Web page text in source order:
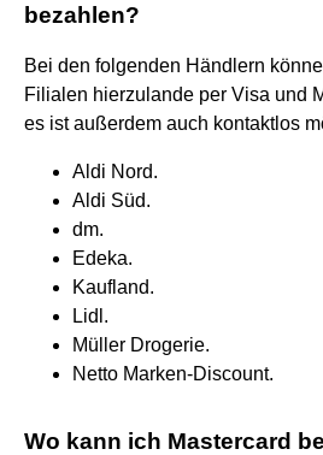
bezahlen?
Bei den folgenden Händlern
Filialen hierzulande per Visa und
es ist außerdem auch kontaktlos
Aldi Nord.
Aldi Süd.
dm.
Edeka.
Kaufland.
Lidl.
Müller Drogerie.
Netto Marken-Discount.
Wo kann ich Mastercard